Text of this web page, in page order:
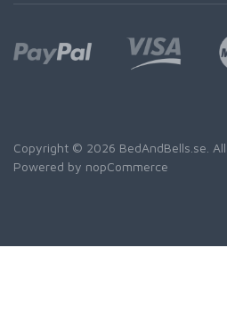
Copyright © 2026 BedAndBells.se.
Powered by nopCommerce